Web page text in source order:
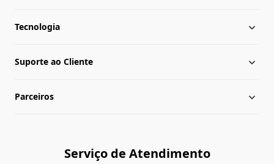
Sobre a LONGi
Presença Global
Lideranças
Tecnologia
Notícias da LONGi
Suporte ao Cliente
Central de download
Parceiros
Serviço de Atendimento